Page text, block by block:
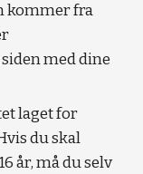
kommer fra
med dine
laget for
du skal
år, må du selv